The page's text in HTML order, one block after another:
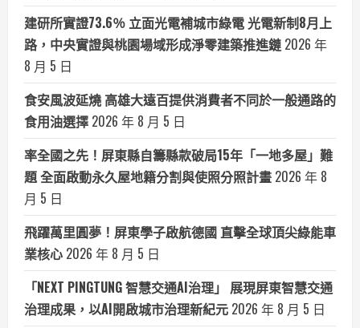
建研所實證73.6％ 立面光電補城市綠電 光電新制8月上
路，中央實證與桃園場域形成淨零建築推進鏈 2026 年
8 月 5 日
食安風波延燒 高雄大遠百提供消費者不同於一般通路的
食用油選擇 2026 年 8 月 5 日
率全國之先！屏東縣自籌縣款破局15年「一地多屋」難
題 全面啟動永久屋地籍分割與使照分照計畫 2026 年 8
月 5 日
飛躍萬里圓夢！屏東學子啟航德國 直擊全球頂尖綠能車
業核心 2026 年 8 月 5 日
「NEXT PINGTUNG 智慧交通AI治理」 展現屏東智慧交通
治理成果，以AI開啟城市治理新紀元 2026 年 8 月 5 日